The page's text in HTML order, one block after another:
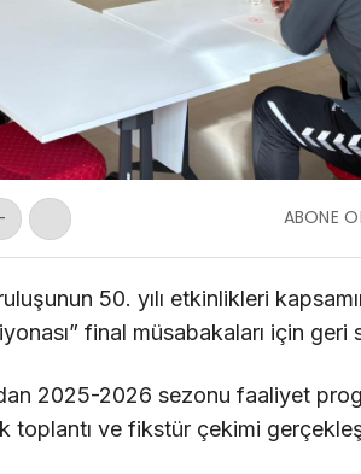
ABONE
50. yılı etkinlikleri
final müsabakaları için geri
2025-2026 sezonu faaliyet
toplantı ve fikstür çekimi